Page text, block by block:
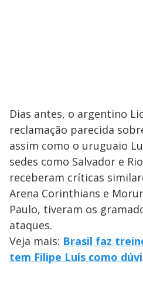
Dias antes, o argentino
reclamação parecida
assim como o uruguaio
sedes como Salvador e
receberam críticas
Arena Corinthians e
Paulo, tiveram os
ataques.
Veja mais: Brasil faz
tem Filipe Luís como